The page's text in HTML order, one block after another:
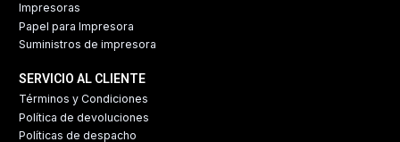
Impresoras
Papel para Impresora
Suministros de impresora
SERVICIO AL CLIENTE
Términos y Condiciones
Política de devoluciones
Políticas de despacho